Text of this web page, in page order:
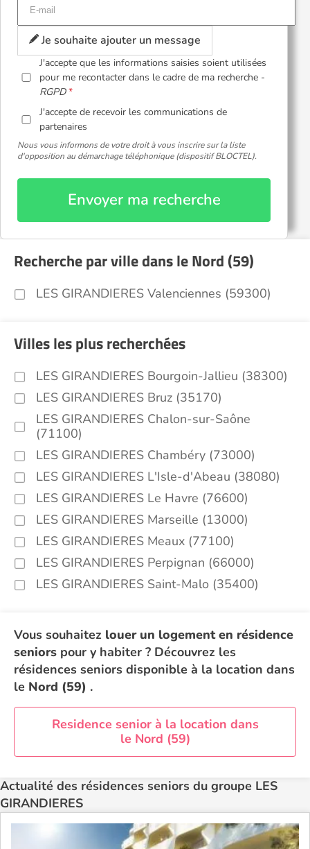
Je souhaite ajouter un message
J'accepte que les informations saisies soient utilisées
pour me recontacter dans le cadre de ma recherche -
RGPD
J'accepte de recevoir les communications de
partenaires
Nous vous informons de votre droit à vous inscrire sur la liste
d'opposition au démarchage téléphonique (dispositif BLOCTEL).
Envoyer ma recherche
Recherche par ville dans le Nord (59)
LES GIRANDIERES Valenciennes (59300)
Villes les plus recherchées
LES GIRANDIERES Bourgoin-Jallieu (38300)
LES GIRANDIERES Bruz (35170)
LES GIRANDIERES Chalon-sur-Saône
(71100)
LES GIRANDIERES Chambéry (73000)
LES GIRANDIERES L'Isle-d'Abeau (38080)
LES GIRANDIERES Le Havre (76600)
LES GIRANDIERES Marseille (13000)
LES GIRANDIERES Meaux (77100)
LES GIRANDIERES Perpignan (66000)
LES GIRANDIERES Saint-Malo (35400)
Vous souhaitez louer un logement en résidence
seniors pour y habiter ? Découvrez les
résidences seniors disponible à la location dans
le Nord (59) .
Residence senior à la location dans
le Nord (59)
Actualité des résidences seniors du groupe LES
GIRANDIERES